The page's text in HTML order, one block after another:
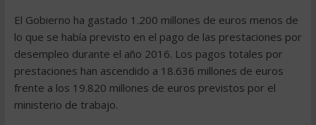
El Gobierno ha gastado 1.200 millones de euros menos de
lo que se había previsto en el pago de las prestaciones por
desempleo durante el año 2016. Los pagos totales por
prestaciones han ascendido a 18.636 millones de euros
frente a los 19.820 millones de euros previstos por el
ministerio de trabajo.